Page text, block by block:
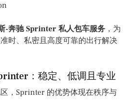
-奔驰 Sprinter 私人包车服务 ，为
时、私密且高度可靠的出行解决
：稳定、低调且专业
，Sprinter 的优势体现在秩序与